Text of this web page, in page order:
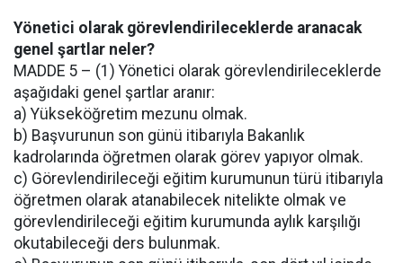
Yönetici olarak görevlendirileceklerde aranacak
genel şartlar neler?
MADDE 5 – (1) Yönetici olarak görevlendirileceklerde
aşağıdaki genel şartlar aranır:
a) Yükseköğretim mezunu olmak.
b) Başvurunun son günü itibarıyla Bakanlık
kadrolarında öğretmen olarak görev yapıyor olmak.
c) Görevlendirileceği eğitim kurumunun türü itibarıyla
öğretmen olarak atanabilecek nitelikte olmak ve
görevlendirileceği eğitim kurumunda aylık karşılığı
okutabileceği ders bulunmak.